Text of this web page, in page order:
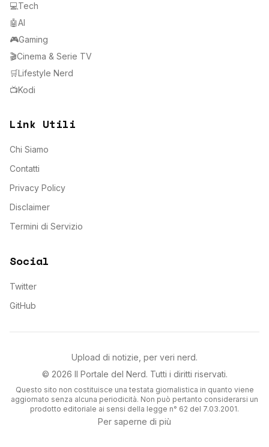
💻Tech
🤖AI
🎮Gaming
🎬Cinema & Serie TV
🛒Lifestyle Nerd
📺Kodi
Link Utili
Chi Siamo
Contatti
Privacy Policy
Disclaimer
Termini di Servizio
Social
Twitter
GitHub
Upload di notizie, per veri nerd.
© 2026 Il Portale del Nerd. Tutti i diritti riservati.
Questo sito non costituisce una testata giornalistica in quanto viene
aggiornato senza alcuna periodicità. Non può pertanto considerarsi un
prodotto editoriale ai sensi della legge n° 62 del 7.03.2001.
Per saperne di più